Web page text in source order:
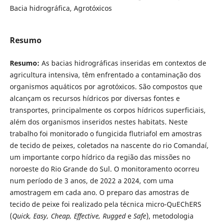
Bacia hidrográfica, Agrotóxicos
Resumo
Resumo: As bacias hidrográficas inseridas em contextos de
agricultura intensiva, têm enfrentado a contaminação dos
organismos aquáticos por agrotóxicos. São compostos que
alcançam os recursos hídricos por diversas fontes e
transportes, principalmente os corpos hídricos superficiais,
além dos organismos inseridos nestes habitats. Neste
trabalho foi monitorado o fungicida flutriafol em amostras
de tecido de peixes, coletados na nascente do rio Comandaí,
um importante corpo hídrico da região das missões no
noroeste do Rio Grande do Sul. O monitoramento ocorreu
num período de 3 anos, de 2022 a 2024, com uma
amostragem em cada ano. O preparo das amostras de
tecido de peixe foi realizado pela técnica micro-QuEChERS
(Quick, Easy, Cheap, Effective, RuggedeSafe), metodologia